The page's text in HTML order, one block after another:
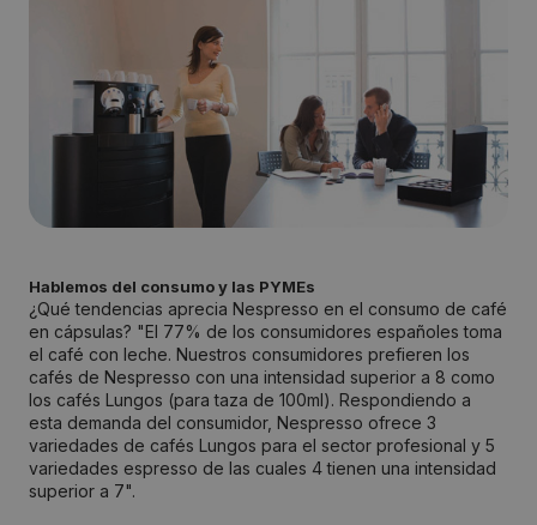
Hablemos del consumo y las PYMEs
¿Qué tendencias aprecia Nespresso en el consumo de café
en cápsulas? "El 77% de los consumidores españoles toma
el café con leche. Nuestros consumidores prefieren los
cafés de Nespresso con una intensidad superior a 8 como
los cafés Lungos (para taza de 100ml). Respondiendo a
esta demanda del consumidor, Nespresso ofrece 3
variedades de cafés Lungos para el sector profesional y 5
variedades espresso de las cuales 4 tienen una intensidad
superior a 7".